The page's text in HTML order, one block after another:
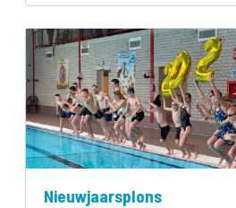
Nieuwjaarsplons